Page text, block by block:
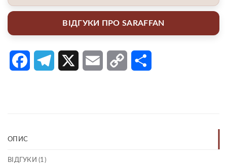
ВІДГУКИ ПРО SARAFFAN
FacebookTelegram Email Copy
ОПИС
ВІДГУКИ (1)